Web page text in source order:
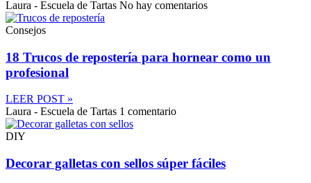
Laura - Escuela de Tartas No hay comentarios
Consejos
18 Trucos de repostería para hornear como un
profesional
LEER POST »
Laura - Escuela de Tartas 1 comentario
DIY
Decorar galletas con sellos súper fáciles